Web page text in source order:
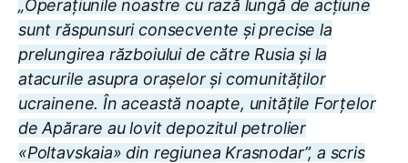
„Operațiunile noastre cu rază lungă de acțiune
sunt răspunsuri consecvente și precise la
prelungirea războiului de către Rusia și la
atacurile asupra orașelor și comunităților
ucrainene. În această noapte, unitățile Forțelor
de Apărare au lovit depozitul petrolier
«Poltavskaia» din regiunea Krasnodar”, a scris